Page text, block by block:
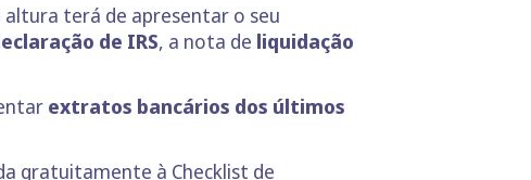
altura terá de apresentar o seu
de IRS, a nota de liquidação
extratos bancários dos últimos
gratuitamente à Checklist de